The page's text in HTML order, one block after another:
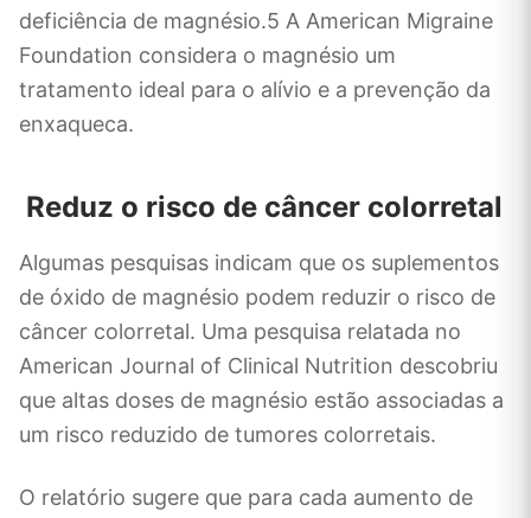
deficiência de magnésio.5 A American Migraine
Foundation considera o magnésio um
tratamento ideal para o alívio e a prevenção da
enxaqueca.
Reduz o risco de câncer colorretal
Algumas pesquisas indicam que os suplementos
de óxido de magnésio podem reduzir o risco de
câncer colorretal. Uma pesquisa relatada no
American Journal of Clinical Nutrition descobriu
que altas doses de magnésio estão associadas a
um risco reduzido de tumores colorretais.
O relatório sugere que para cada aumento de